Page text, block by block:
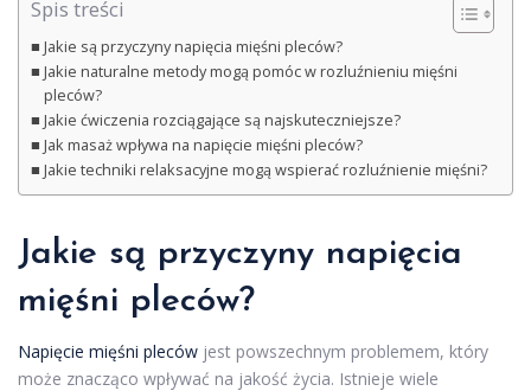
Spis treści
Jakie są przyczyny napięcia mięśni pleców?
Jakie naturalne metody mogą pomóc w rozluźnieniu mięśni
pleców?
Jakie ćwiczenia rozciągające są najskuteczniejsze?
Jak masaż wpływa na napięcie mięśni pleców?
Jakie techniki relaksacyjne mogą wspierać rozluźnienie mięśni?
Jakie są przyczyny napięcia
mięśni pleców?
Napięcie mięśni pleców jest powszechnym problemem, który
może znacząco wpływać na jakość życia. Istnieje wiele